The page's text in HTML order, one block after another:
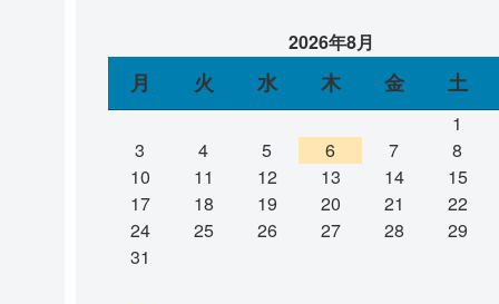
2026年8月
月 火 水 木 金 土
1
3
4 5 6 7
8
10
11 12 13 14
15
17
18 19 20 21
22
24
25 26 27 28
29
31